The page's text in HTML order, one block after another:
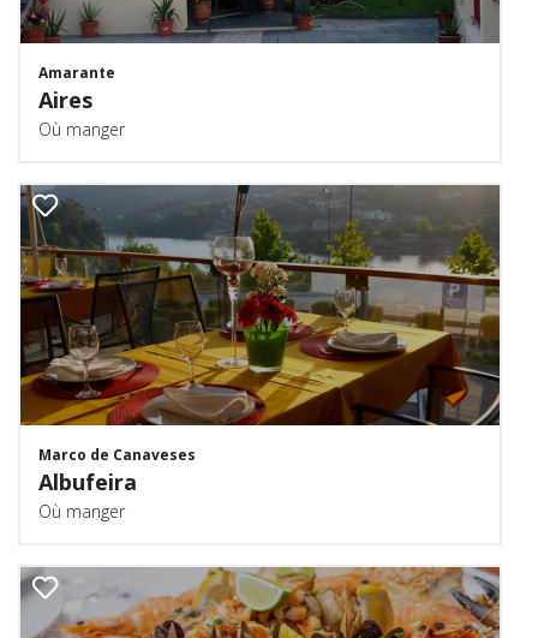
Amarante
Aires
Où manger
Marco de Canaveses
Albufeira
Où manger